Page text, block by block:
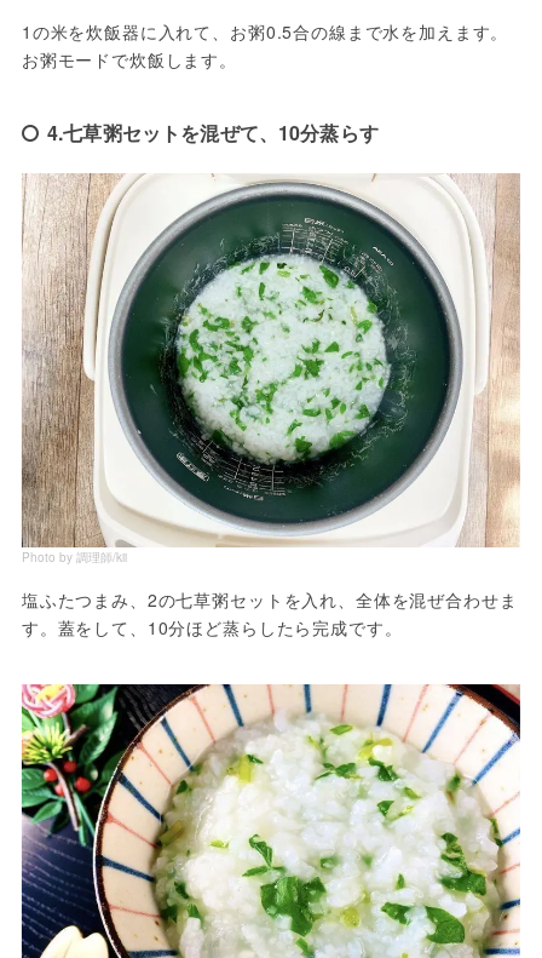
1の米を炊飯器に入れて、お粥0.5合の線まで水を加えます。
お粥モードで炊飯します。
4.七草粥セットを混ぜて、10分蒸らす
Photo by 調理師/kii
塩ふたつまみ、2の七草粥セットを入れ、全体を混ぜ合わせま
す。蓋をして、10分ほど蒸らしたら完成です。